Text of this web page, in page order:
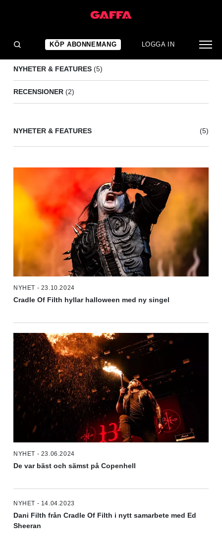
KÖP ABONNEMANG LOGGA IN
NYHETER & FEATURES (5)
RECENSIONER (2)
NYHETER & FEATURES (5)
NYHET - 23.10.2024
Cradle Of Filth hyllar halloween med ny singel
NYHET - 23.06.2024
De var bäst och sämst på Copenhell
NYHET - 14.04.2023
Dani Filth från Cradle Of Filth i nytt samarbete med Ed
Sheeran